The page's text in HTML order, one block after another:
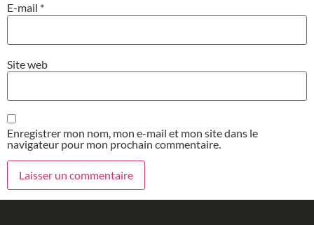
E-mail *
Site web
Enregistrer mon nom, mon e-mail et mon site dans le
navigateur pour mon prochain commentaire.